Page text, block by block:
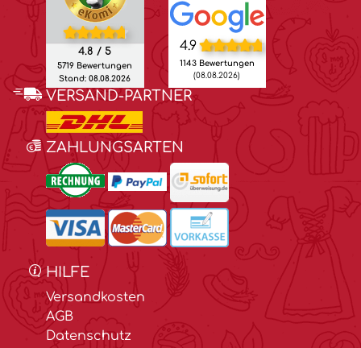
4.8 / 5
5719 Bewertungen
Stand: 08.08.2026
4.9
1143 Bewertungen
(08.08.2026)
VERSAND-PARTNER
ZAHLUNGSARTEN
HILFE
Versandkosten
AGB
Datenschutz